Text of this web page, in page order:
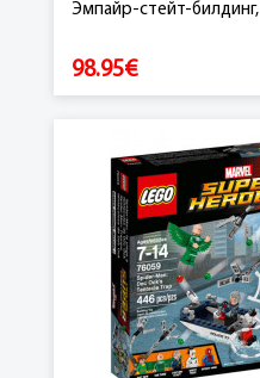
Эмпайр-стейт-
98.95€